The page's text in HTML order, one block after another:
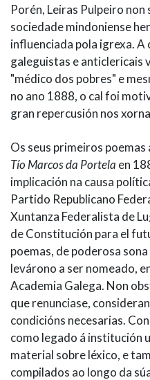
Porén, Leiras Pulpeiro non
sociedade mindoniense
influenciada pola igrexa. A
galeguistas e anticlericais
"médico dos pobres" e
no ano 1888, o cal foi
gran repercusión nos
Os seus primeiros
Tío Marcos da Portela en
implicación na causa
Partido Republicano
Xuntanza Federalista de
de Constitución para el
poemas, de poderosa
levárono a ser nomeado,
Academia Galega. Non
que renunciase,
condicións necesarias.
como legado á institución
material sobre léxico, e
compilados ao longo da